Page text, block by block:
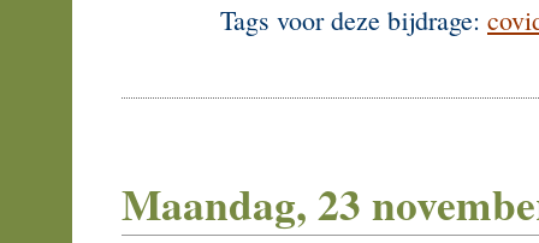
Tags voor deze bijdrage:
Maandag, 23